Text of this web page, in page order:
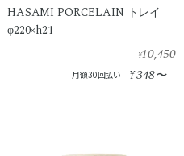
HASAMI PORCELAIN トレイ
φ220×h21
¥10,450
月額30回払い ¥348〜